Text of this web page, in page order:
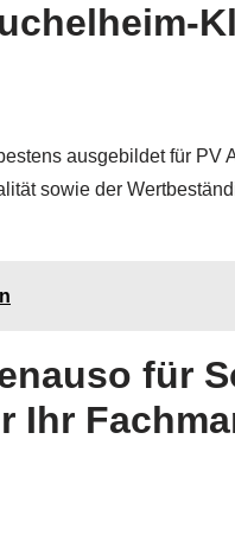
ausgebildet für PV
sowie der
für
Ihr